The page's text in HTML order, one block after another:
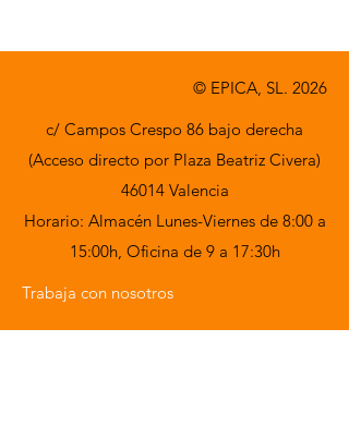
© EPICA, SL. 2026
c/ Campos Crespo 86 bajo derecha
(Acceso directo por Plaza Beatriz Civera)
46014 Valencia
Horario: Almacén Lunes-Viernes de 8:00 a
15:00h, Oficina de 9 a 17:30h
Trabaja con nosotros